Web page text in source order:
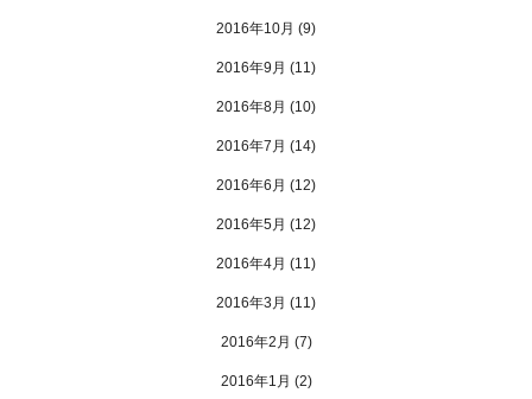
2016年10月 (9)
2016年9月 (11)
2016年8月 (10)
2016年7月 (14)
2016年6月 (12)
2016年5月 (12)
2016年4月 (11)
2016年3月 (11)
2016年2月 (7)
2016年1月 (2)